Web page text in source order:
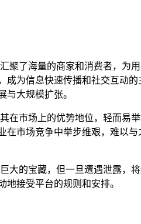
了海量的商家和消费者，为
为信息快速传播和社交互动
大规模扩张。
市场上的优势地位，轻而易
市场竞争中举步维艰，难以
的宝藏，但一旦遭遇泄露，
接受平台的规则和安排。